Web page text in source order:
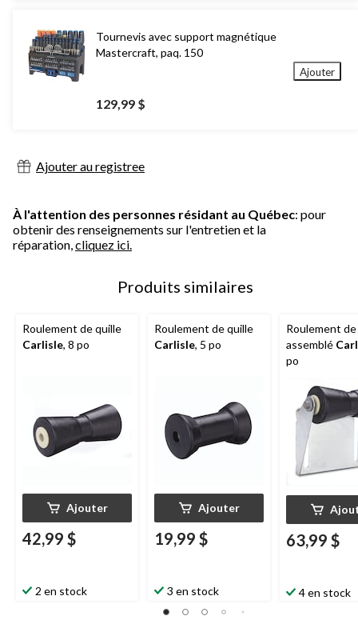
Tournevis avec support magnétique
Mastercraft, paq. 150
129,99 $
Ajouter
Ajouter au registree
À l'attention des personnes résidant au Québec: pour
obtenir des renseignements sur l'entretien et la
réparation,cliquez ici.
Produits similaires
Roulement de quille
Carlisle, 8 po
Ajouter
42,99 $
2 en stock
Roulement de quille
Carlisle, 5 po
Ajouter
19,99 $
3 en stock
Roulement
assemblé
po
63,99 $
4 en stock